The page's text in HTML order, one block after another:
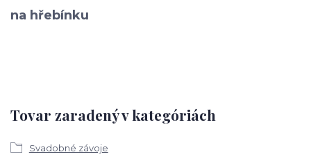
na hřebínku
Tovar zaradený v kategóriách
Svadobné závoje